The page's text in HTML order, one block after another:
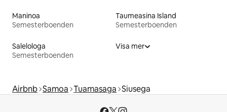
Maninoa
Semesterboenden
Taumeasina Island
Semesterboenden
Salelologa
Semesterboenden
Visa mer
Airbnb Samoa Tuamasaga Siusega